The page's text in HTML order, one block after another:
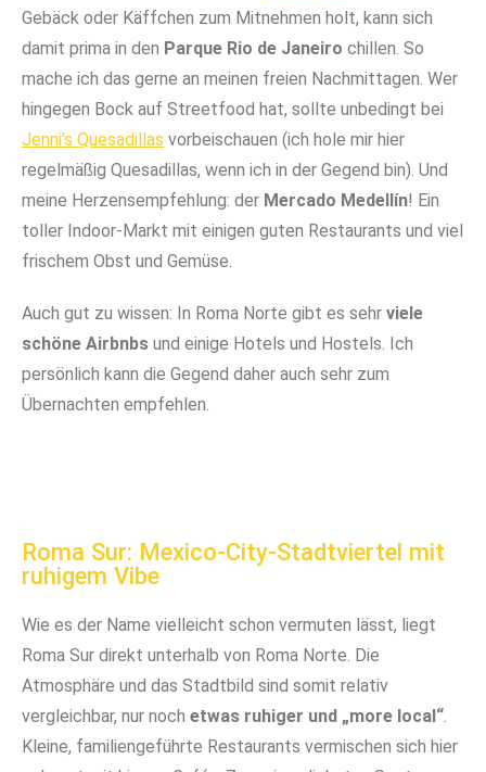
Gebäck oder Käffchen zum Mitnehmen holt, kann sich
damit prima in den Parque Rio de Janeiro chillen. So
mache ich das gerne an meinen freien Nachmittagen. Wer
hingegen Bock auf Streetfood hat, sollte unbedingt bei
Jenni’s Quesadillas vorbeischauen (ich hole mir hier
regelmäßig Quesadillas, wenn ich in der Gegend bin). Und
meine Herzensempfehlung: der Mercado Medellín! Ein
toller Indoor-Markt mit einigen guten Restaurants und viel
frischem Obst und Gemüse.
Auch gut zu wissen: In Roma Norte gibt es sehr viele
schöne Airbnbs und einige Hotels und Hostels. Ich
persönlich kann die Gegend daher auch sehr zum
Übernachten empfehlen.
Roma Sur: Mexico-City-Stadtviertel mit
ruhigem Vibe
Wie es der Name vielleicht schon vermuten lässt, liegt
Roma Sur direkt unterhalb von Roma Norte. Die
Atmosphäre und das Stadtbild sind somit relativ
vergleichbar, nur noch etwas ruhiger und „more local“.
Kleine, familiengeführte Restaurants vermischen sich hier